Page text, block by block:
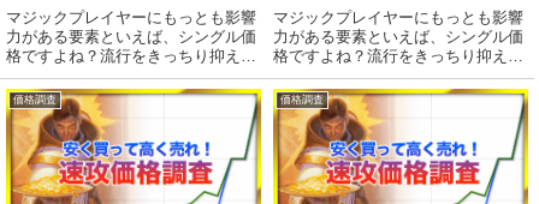
マジックプレイヤーにもっとも影響
力がある要素といえば、シングル価
格ですよね？流行をきっちり抑えて
賢く売り買いいたしましょう！デー
タはmtgのデータサイトWisdom
Guildさんから。注目度ランキン
グ！（基本土地はランキングから除
外してい...
マジックプレイヤーにもっとも影響
力がある要素といえば、シングル価
格ですよね？流行をきっちり抑えて
賢く売り買いいたしましょう！デー
タはmtgのデータサイトWisdom
Guildさんから。 今日のランキング
は先日発売されたスパイダーマン
が・・...
価格調査 価格調査